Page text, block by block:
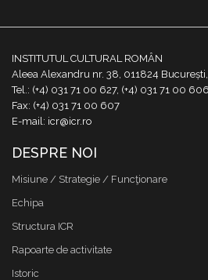
INSTITUTUL CULTURAL ROMÂN
Aleea Alexandru nr. 38, 011824
Tel.: (+4) 031 71 00 627, (+4) 031 71 00 606
Fax: (+4) 031 71 00 607
E-mail: icr@icr.ro
DESPRE NOI
Misiune / Strategie / Funcţionare
Echipa
Structura ICR
Rapoarte de activitate
Istoric